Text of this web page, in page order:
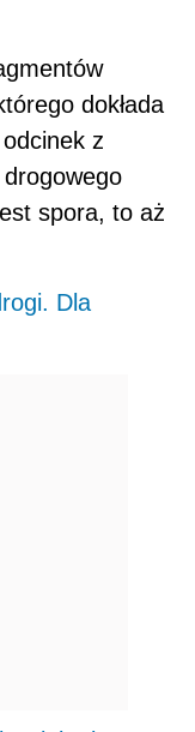
dokłada
z
spora, to aż
Dla